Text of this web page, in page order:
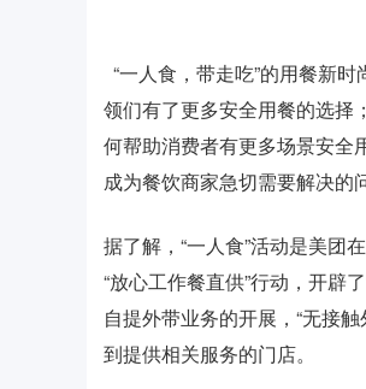
“一人食，带走吃”的用餐新
领们有了更多安全用餐的选择
何帮助消费者有更多场景安全
成为餐饮商家急切需要解决的
据了解，“一人食”活动是美团
“放心工作餐直供”行动，开辟
自提外带业务的开展，“无接
到提供相关服务的门店。